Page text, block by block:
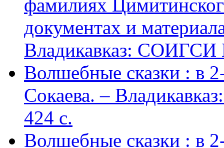
фамилиях
документах и
Владикавказ:
Волшебные сказки : в
Сокаева. –
424 c.
Волшебные сказки : в